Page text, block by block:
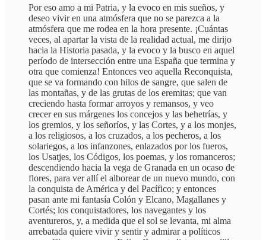
Por eso amo a mi Patria, y la evoco en mis sueños, y
deseo vivir en una atmósfera que no se parezca a la
atmósfera que me rodea en la hora presente. ¡Cuántas
veces, al apartar la vista de la realidad actual, me dirijo
hacia la Historia pasada, y la evoco y la busco en aquel
período de intersección entre una España que termina y
otra que comienza! Entonces veo aquella Reconquista,
que se va formando con hilos de sangre, que salen de
las montañas, y de las grutas de los eremitas; que van
creciendo hasta formar arroyos y remansos, y veo
crecer en sus márgenes los concejos y las behetrías, y
los gremios, y los señoríos, y las Cortes, y a los monjes,
a los religiosos, a los cruzados, a los pecheros, a los
solariegos, a los infanzones, enlazados por los fueros,
los Usatjes, los Códigos, los poemas, y los romanceros;
descendiendo hacia la vega de Granada en un ocaso de
flores, para ver allí el alborear de un nuevo mundo, con
la conquista de América y del Pacífico; y entonces
pasan ante mi fantasía Colón y Elcano, Magallanes y
Cortés; los conquistadores, los navegantes y los
aventureros, y, a medida que el sol se levanta, mi alma
arrebatada quiere vivir y sentir y admirar a políticos